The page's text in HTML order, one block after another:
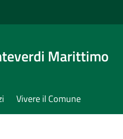
Marittimo
Vivere il Comune